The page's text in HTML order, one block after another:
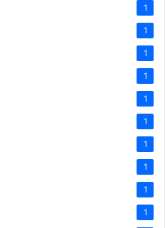
1
1
1
1
1
1
1
1
1
1